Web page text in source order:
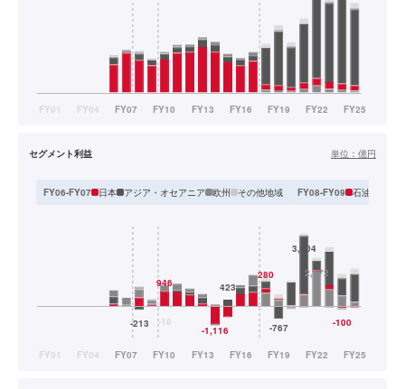
セグメント利益 単位： 億円
FY06-FY07 日本 アジア・オセアニア 欧州 その他地域 FY08-FY09 石油製品